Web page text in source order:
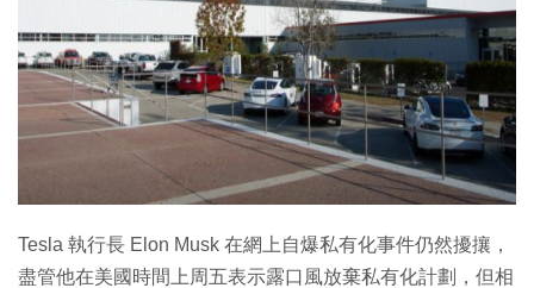
Enterprise Digital Transformation
特集
Tesla 執行長 Elon Musk 在網上自爆私有化事件仍然擾攘，
盡管他在美國時間上周五表示露口風放棄私有化計劃，但相